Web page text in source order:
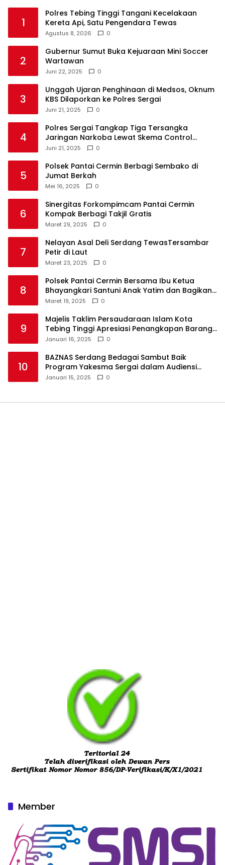
1
Polres Tebing Tinggi Tangani Kecelakaan
Kereta Api, Satu Pengendara Tewas
Agustus 8, 2026 0
2
Gubernur Sumut Buka Kejuaraan Mini Soccer
Wartawan
Juni 22, 2025 0
3
Unggah Ujaran Penghinaan di Medsos, Oknum
KBS Dilaporkan ke Polres Sergai
Juni 21, 2025 0
4
Polres Sergai Tangkap Tiga Tersangka
Jaringan Narkoba Lewat Skema Control
Delivery
Juni 21, 2025 0
5
Polsek Pantai Cermin Berbagi Sembako di
Jumat Berkah
Mei 16, 2025 0
6
Sinergitas Forkompimcam Pantai Cermin
Kompak Berbagi Takjil Gratis
Maret 29, 2025 0
7
Nelayan Asal Deli Serdang TewasTersambar
Petir di Laut
Maret 23, 2025 0
8
Polsek Pantai Cermin Bersama Ibu Ketua
Bhayangkari Santuni Anak Yatim dan Bagikan
Takjil
Maret 19, 2025 0
9
Majelis Taklim Persaudaraan Islam Kota
Tebing Tinggi Apresiasi Penangkapan Barang
Haram
Januari 16, 2025 0
10
BAZNAS Serdang Bedagai Sambut Baik
Program Yakesma Sergai dalam Audiensi
Perkenalan Pengurus Baru
Januari 15, 2025 0
Member